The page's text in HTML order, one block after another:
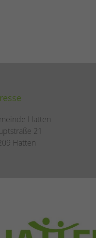
Hatten
21
Hatten